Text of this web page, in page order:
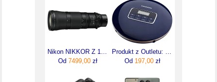
Nikon NIKKOR Z 180-600mm f/5.6-6.3 VR
Od 7499,00 zł
Produkt z Outletu: Discman Odtwarzacz CD/MP3 WMA GRUNDIG GCDP8000 granatowy
Od 197,00zł